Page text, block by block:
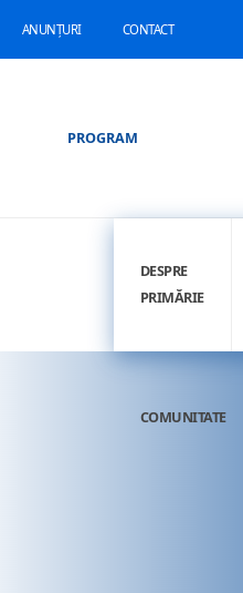
ANUNȚURI CONTACT
PROGRAM
DESPRE
PRIMĂRIE
COMUNITATE